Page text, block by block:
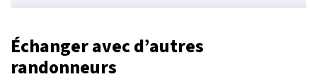
Échanger avec d’autres
randonneurs